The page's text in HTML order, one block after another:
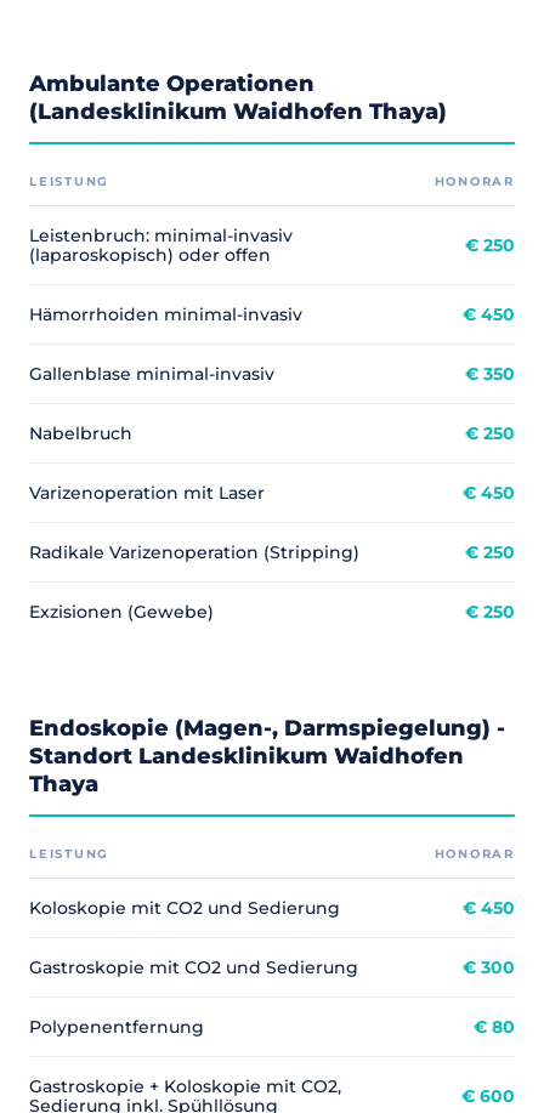
Ambulante Operationen
(Landesklinikum Waidhofen Thaya)
LEISTUNG HONORAR
Leistenbruch: minimal-invasiv
(laparoskopisch) oder offen
€ 250
Hämorrhoiden minimal-invasiv € 450
Gallenblase minimal-invasiv € 350
Nabelbruch € 250
Varizenoperation mit Laser € 450
Radikale Varizenoperation (Stripping) € 250
Exzisionen (Gewebe) € 250
Endoskopie (Magen-, Darmspiegelung) -
Standort Landesklinikum Waidhofen
Thaya
LEISTUNG HONORAR
Koloskopie mit CO2 und Sedierung € 450
Gastroskopie mit CO2 und Sedierung € 300
Polypenentfernung € 80
Gastroskopie + Koloskopie mit CO2,
Sedierung inkl. Spühllösung
€ 600